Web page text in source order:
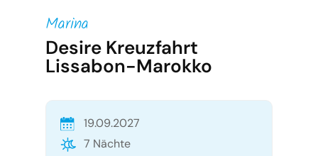
Marina
Desire Kreuzfahrt
Lissabon-Marokko
19.09.2027
7 Nächte